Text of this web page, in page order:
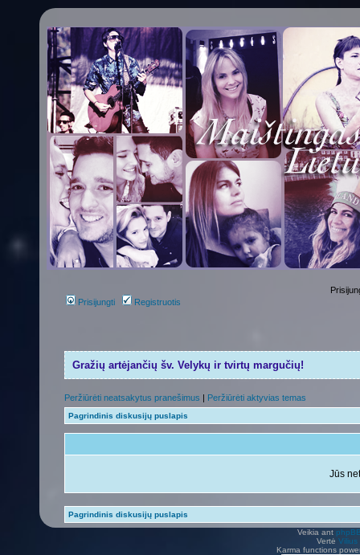
Prisijungti Registruotis
Gražių artėjančių šv. Velykų ir tvirtų margučių!
Peržiūrėti neatsakytus pranešimus | Peržiūrėti aktyvias temas
Pagrindinis diskusijų puslapis
Jūs
Pagrindinis diskusijų puslapis
Veikia ant
Vertė Vilius
Karma functions